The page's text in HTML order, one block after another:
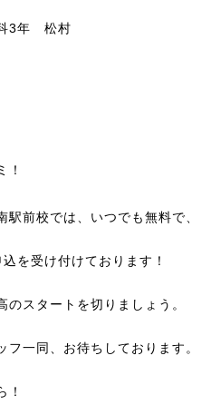
3年 松村
！
前校では、いつでも無料で、
を受け付けております！
スタートを切りましょう。
一同、お待ちしております。
！